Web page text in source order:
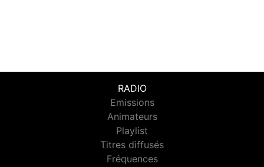
RADIO
Emissions
Animateurs
Playlist
Titres diffusés
Fréquences